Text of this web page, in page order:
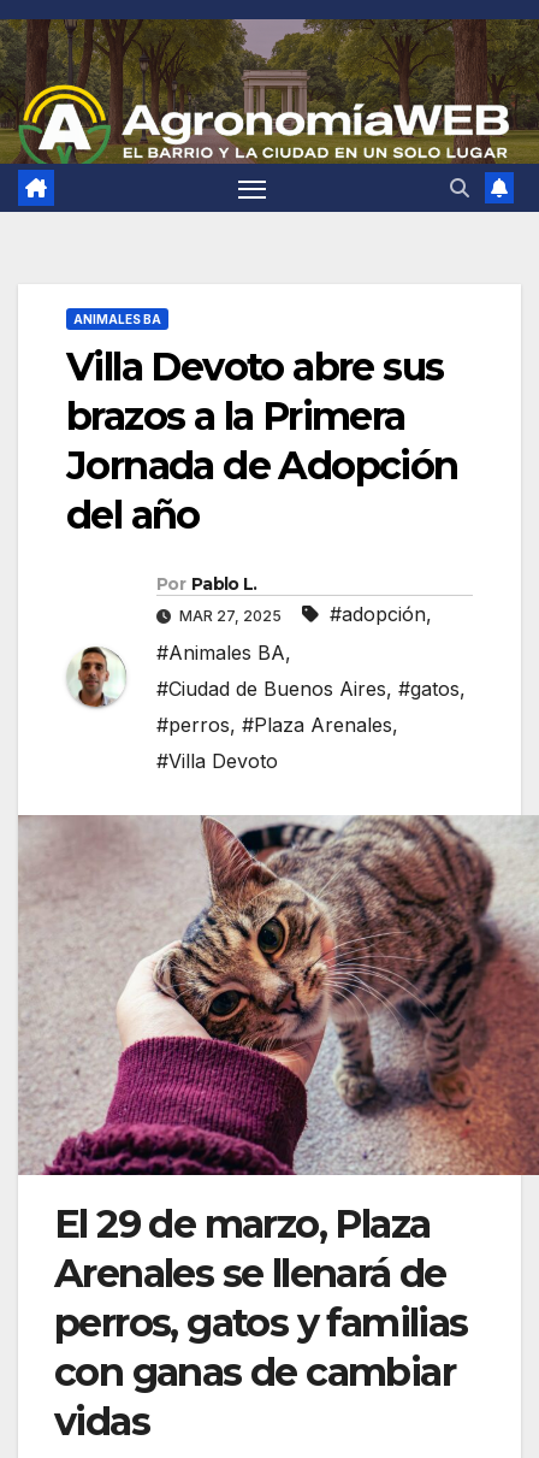
Saltar
al
contenido
ANIMALES BA
Villa Devoto abre sus
brazos a la Primera
Jornada de Adopción
del año
Por Pablo L.
MAR 27, 2025 #adopción,
#Animales BA,
#Ciudad de Buenos Aires, #gatos,
#perros, #Plaza Arenales,
#Villa Devoto
El 29 de marzo, Plaza
Arenales se llenará de
perros, gatos y familias
con ganas de cambiar
vidas